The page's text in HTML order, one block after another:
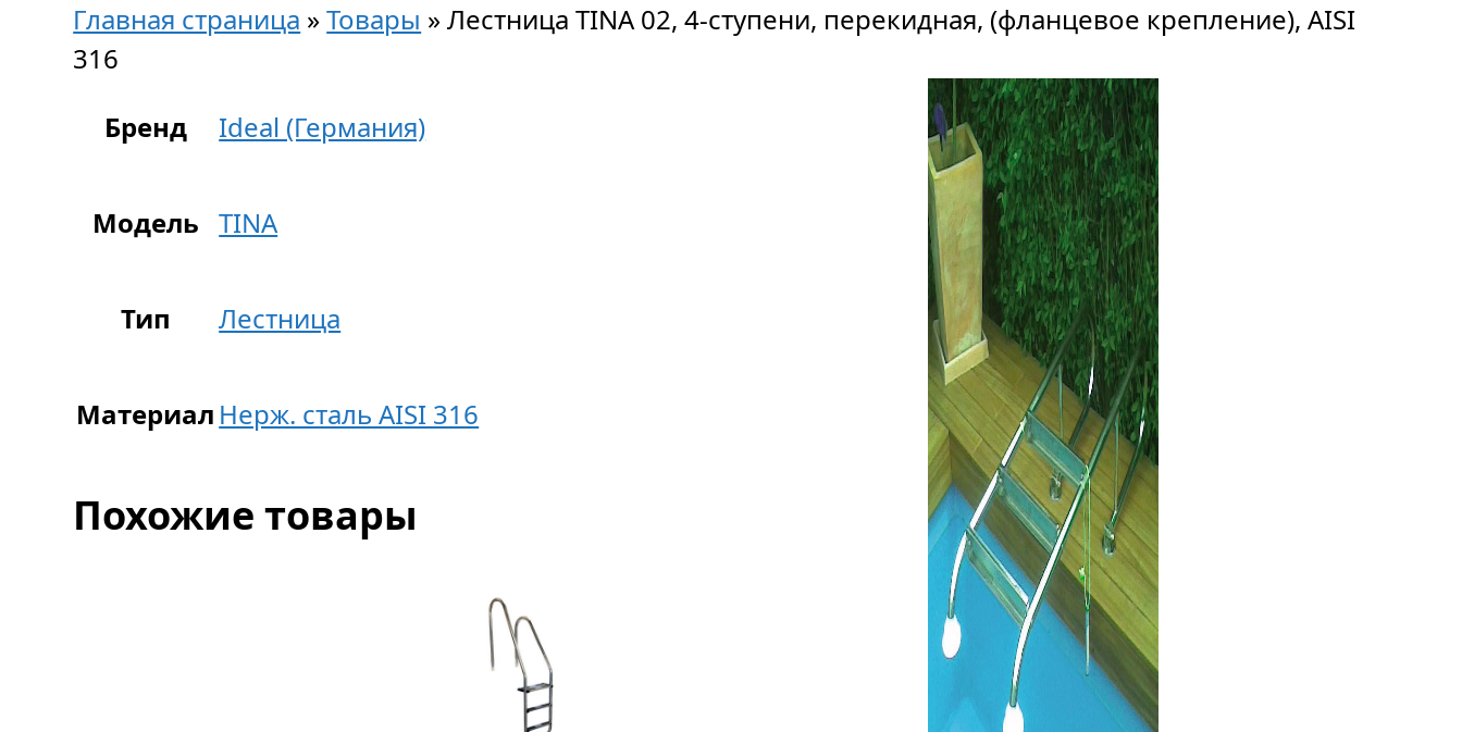
Главная страница »Товары »Лестница TINA 02, 4-ступени, перекидная, (фланцевое крепление), AISI
316
Бренд
Ideal (Германия)
Модель TINA
Тип Лестница
Материал Нерж. сталь AISI 316
Похожие товары